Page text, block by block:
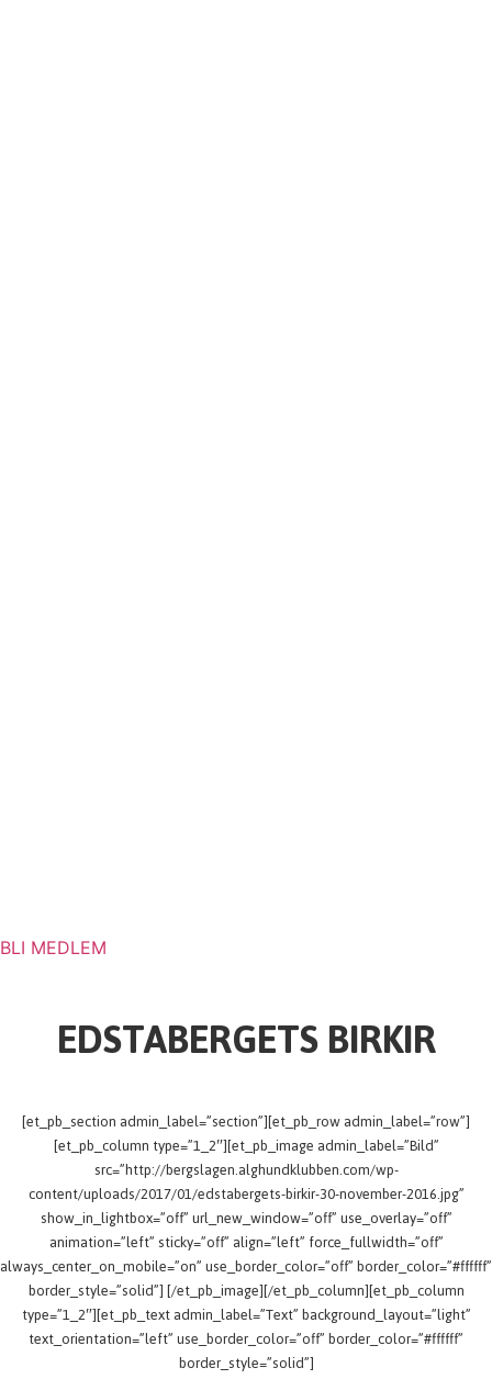
BLI MEDLEM
EDSTABERGETS BIRKIR
[et_pb_section admin_label=”section”][et_pb_row admin_label=”row”]
[et_pb_column type=”1_2″][et_pb_image admin_label=”Bild”
src=”http://bergslagen.alghundklubben.com/wp-
content/uploads/2017/01/edstabergets-birkir-30-november-2016.jpg”
show_in_lightbox=”off” url_new_window=”off” use_overlay=”off”
animation=”left” sticky=”off” align=”left” force_fullwidth=”off”
always_center_on_mobile=”on” use_border_color=”off” border_color=”#ffffff”
border_style=”solid”] [/et_pb_image][/et_pb_column][et_pb_column
type=”1_2″][et_pb_text admin_label=”Text” background_layout=”light”
text_orientation=”left” use_border_color=”off” border_color=”#ffffff”
border_style=”solid”]